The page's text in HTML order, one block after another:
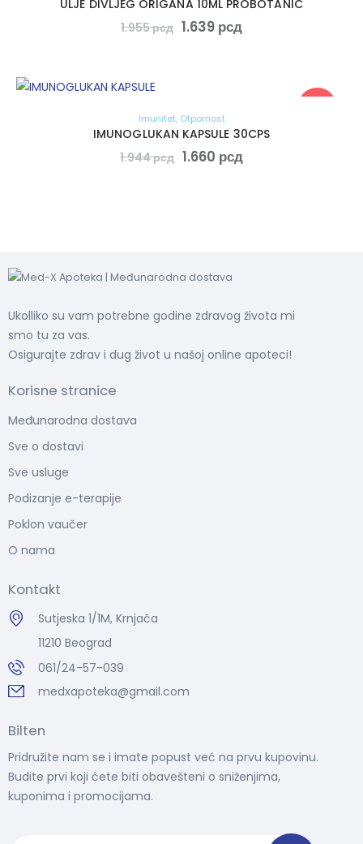
ULJE DIVLJEG ORIGANA 10ML PROBOTANIC
1.955рсд 1.639 рсд
Imunitet, Otpornost
IMUNOGLUKAN KAPSULE 30CPS
1.944рсд 1.660 рсд
Ukolliko su vam potrebne godine zdravog života mi
smo tu za vas.
Osigurajte zdrav i dug život u našoj online apoteci!
Korisne stranice
Međunarodna dostava
Sve o dostavi
Sve usluge
Podizanje e-terapije
Poklon vaučer
O nama
Kontakt
Sutjeska 1/1M, Krnjača
11210 Beograd
061/24-57-039
medxapoteka@gmail.com
Bilten
Pridružite nam se i imate popust već na prvu kupovinu.
Budite prvi koji ćete biti obavešteni o sniženjima,
kuponima i promocijama.